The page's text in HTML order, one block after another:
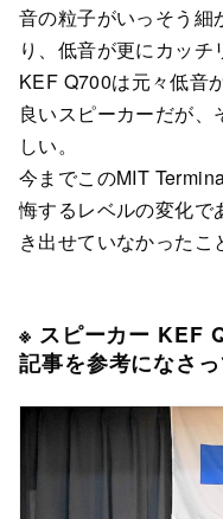
音の粒子がいっそう細
り、低音が更にカッチ
KEF Q700は元々低音
良いスピーカーだが
しい。
今までこのMIT
悔するレベルの変化で
き出せていなかったこ
※ スピーカー KEF
記事を参考になさっ